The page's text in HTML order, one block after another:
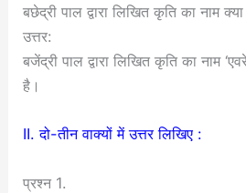
बछेद्री पाल द्वारा लिखित कृति का नाम
उत्तर:
बजेंद्री पाल द्वारा लिखित कृति का नाम
है।
II. दो-तीन वाक्यों में उत्तर लिखिए :
प्रश्न 1.